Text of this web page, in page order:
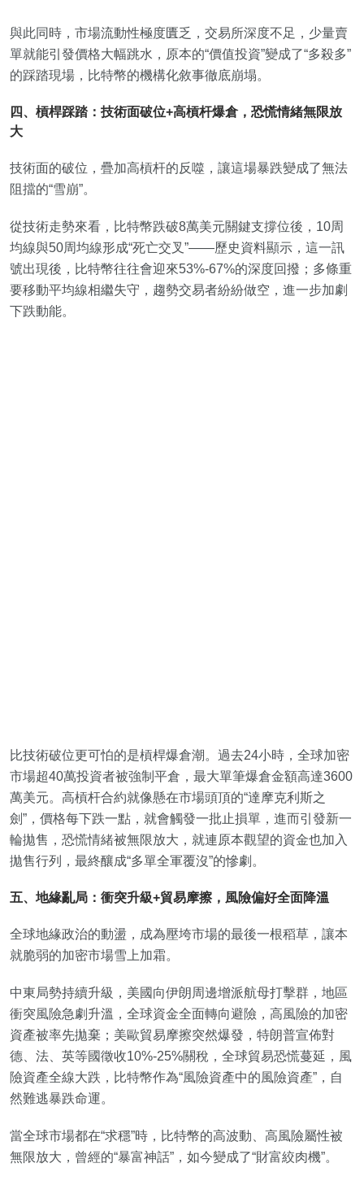
與此同時，市場流動性極度匱乏，交易所深度不足，少量賣
單就能引發價格大幅跳水，原本的“價值投資”變成了“多殺多”
的踩踏現場，比特幣的機構化敘事徹底崩塌。
四、槓桿踩踏：技術面破位+高槓杆爆倉，恐慌情緒無限放
大
技術面的破位，疊加高槓杆的反噬，讓這場暴跌變成了無法
阻擋的“雪崩”。
從技術走勢來看，比特幣跌破8萬美元關鍵支撐位後，10周
均線與50周均線形成“死亡交叉”——歷史資料顯示，這一訊
號出現後，比特幣往往會迎來53%-67%的深度回撥；多條重
要移動平均線相繼失守，趨勢交易者紛紛做空，進一步加劇
下跌動能。
比技術破位更可怕的是槓桿爆倉潮。過去24小時，全球加密
市場超40萬投資者被強制平倉，最大單筆爆倉金額高達3600
萬美元。高槓杆合約就像懸在市場頭頂的“達摩克利斯之
劍”，價格每下跌一點，就會觸發一批止損單，進而引發新一
輪拋售，恐慌情緒被無限放大，就連原本觀望的資金也加入
拋售行列，最終釀成“多單全軍覆沒”的慘劇。
五、地緣亂局：衝突升級+貿易摩擦，風險偏好全面降溫
全球地緣政治的動盪，成為壓垮市場的最後一根稻草，讓本
就脆弱的加密市場雪上加霜。
中東局勢持續升級，美國向伊朗周邊增派航母打擊群，地區
衝突風險急劇升溫，全球資金全面轉向避險，高風險的加密
資產被率先拋棄；美歐貿易摩擦突然爆發，特朗普宣佈對
德、法、英等國徵收10%-25%關稅，全球貿易恐慌蔓延，風
險資產全線大跌，比特幣作為“風險資產中的風險資產”，自
然難逃暴跌命運。
當全球市場都在“求穩”時，比特幣的高波動、高風險屬性被
無限放大，曾經的“暴富神話”，如今變成了“財富絞肉機”。